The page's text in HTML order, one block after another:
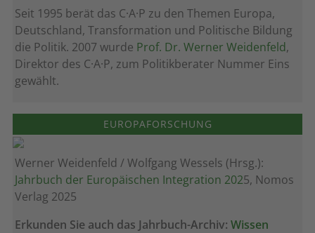
Seit 1995 berät das C·A·P zu den Themen Europa,
Deutschland, Transformation und Politische Bildung
die Politik. 2007 wurde Prof. Dr. Werner Weidenfeld,
Direktor des C·A·P, zum Politik­berater Nummer Eins
gewählt.
EUROPAFORSCHUNG
Werner Weidenfeld / Wolfgang Wessels (Hrsg.):
Jahrbuch der Europäischen Integration 2025, Nomos
Verlag 2025
Erkunden Sie auch das Jahrbuch-Archiv: Wissen